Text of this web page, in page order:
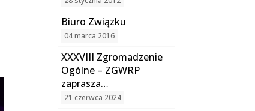
Biuro Związku
04 marca 2016
XXXVIII Zgromadzenie
Ogólne – ZGWRP
zaprasza…
21 czerwca 2024